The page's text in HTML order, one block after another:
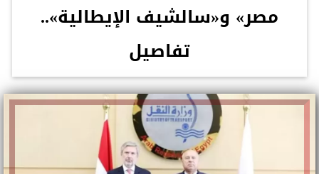
مصر» و«سالشيف الإيطالية»..
تفاصيل